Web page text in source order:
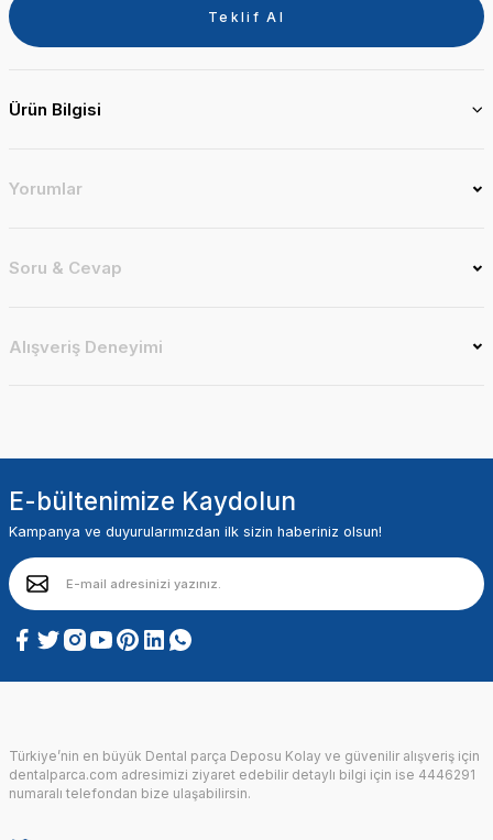
Teklif Al
Ürün Bilgisi
Yorumlar
Soru & Cevap
Alışveriş Deneyimi
E-bültenimize Kaydolun
Kampanya ve duyurularımızdan ilk sizin haberiniz olsun!
Türkiye’nin en büyük Dental parça Deposu Kolay ve güvenilir alışveriş için
dentalparca.com adresimizi ziyaret edebilir detaylı bilgi için ise 4446291
numaralı telefondan bize ulaşabilirsin.